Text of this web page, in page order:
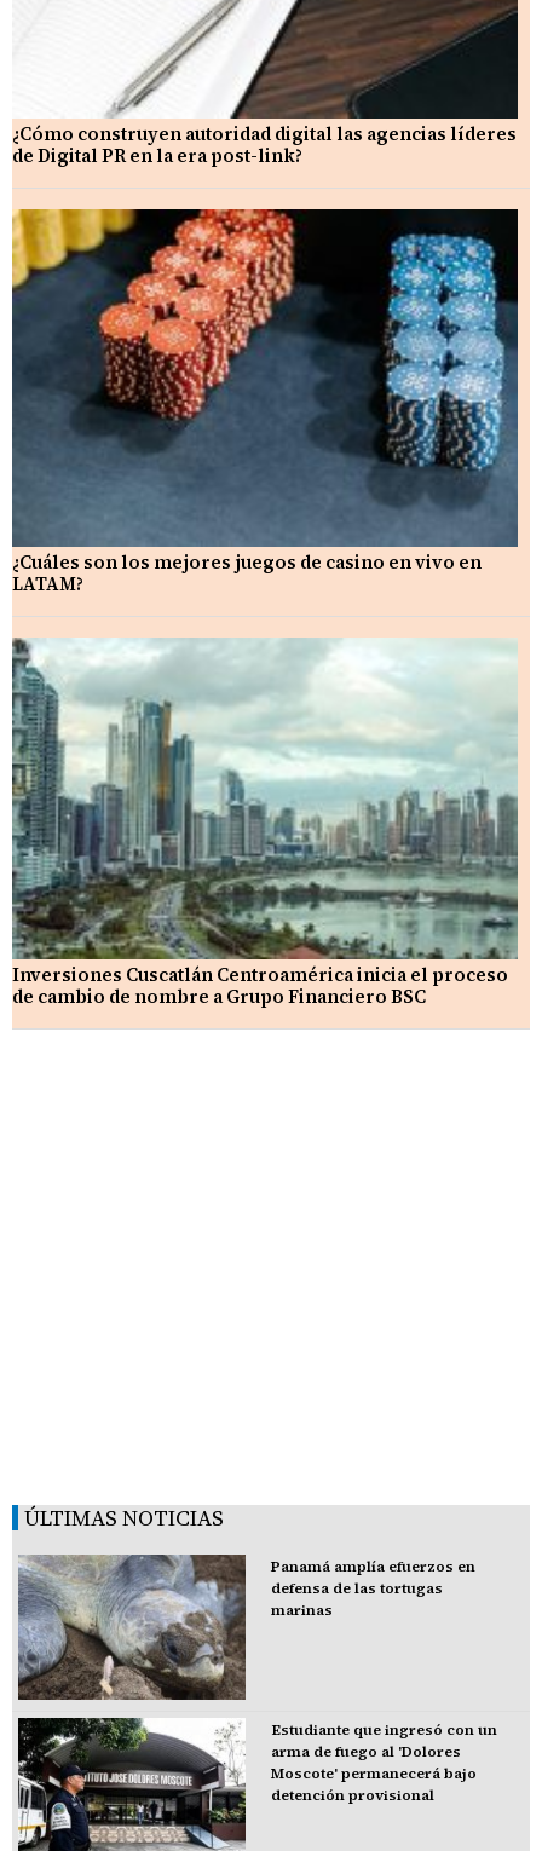
¿Cómo construyen autoridad digital las agencias líderes
de Digital PR en la era post-link?
¿Cuáles son los mejores juegos de casino en vivo en
LATAM?
Inversiones Cuscatlán Centroamérica inicia el proceso
de cambio de nombre a Grupo Financiero BSC
ÚLTIMAS NOTICIAS
Panamá amplía efuerzos en
defensa de las tortugas
marinas
Estudiante que ingresó con un
arma de fuego al 'Dolores
Moscote' permanecerá bajo
detención provisional